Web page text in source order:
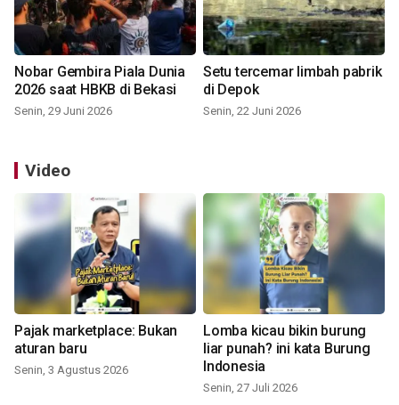
Nobar Gembira Piala Dunia
2026 saat HBKB di Bekasi
Senin, 29 Juni 2026
Setu tercemar limbah pabrik
di Depok
Senin, 22 Juni 2026
Video
Pajak marketplace: Bukan
aturan baru
Senin, 3 Agustus 2026
Lomba kicau bikin burung
liar punah? ini kata Burung
Indonesia
Senin, 27 Juli 2026